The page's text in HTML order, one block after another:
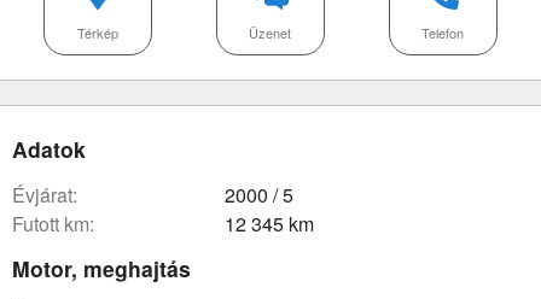
Telefon
Üzenet
Térkép
Adatok
évjárat:
2000 / 5
futott km:
12 345 km
Motor, meghajtás